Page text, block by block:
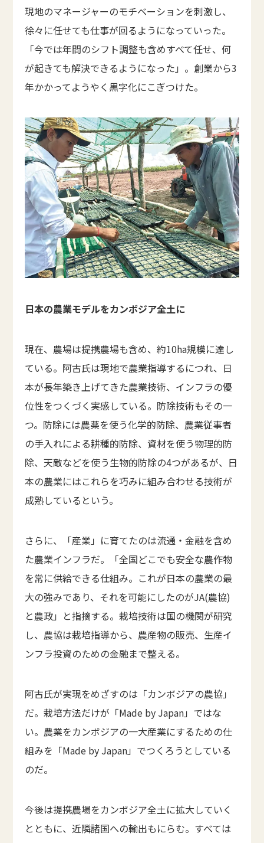
現地のマネージャーのモチベーションを刺激し、
徐々に任せても仕事が回るようになっていった。
「今では年間のシフト調整も含めすべて任せ、何
が起きても解決できるようになった」。創業から3
年かかってようやく黒字化にこぎつけた。
日本の農業モデルをカンボジア全土に
現在、農場は提携農場も含め、約10ha規模に達し
ている。阿古氏は現地で農業指導するにつれ、日
本が長年築き上げてきた農業技術、インフラの優
位性をつくづく実感している。防除技術もその一
つ。防除には農薬を使う化学的防除、農業従事者
の手入れによる耕種的防除、資材を使う物理的防
除、天敵などを使う生物的防除の4つがあるが、日
本の農業にはこれらを巧みに組み合わせる技術が
成熟しているという。
さらに、「産業」に育てたのは流通・金融を含め
た農業インフラだ。「全国どこでも安全な農作物
を常に供給できる仕組み。これが日本の農業の最
大の強みであり、それを可能にしたのがJA(農協)
と農政」と指摘する。栽培技術は国の機関が研究
し、農協は栽培指導から、農産物の販売、生産イ
ンフラ投資のための金融まで整える。
阿古氏が実現をめざすのは「カンボジアの農協」
だ。栽培方法だけが「Made by Japan」ではな
い。農業をカンボジアの一大産業にするための仕
組みを「Made by Japan」でつくろうとしている
のだ。
今後は提携農場をカンボジア全土に拡大していく
とともに、近隣諸国への輸出もにらむ。すべては